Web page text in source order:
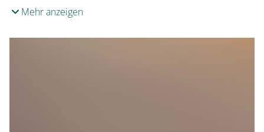
Mehr anzeigen